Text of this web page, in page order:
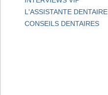
L'ASSISTANTE DENTAIRE
CONSEILS DENTAIRES